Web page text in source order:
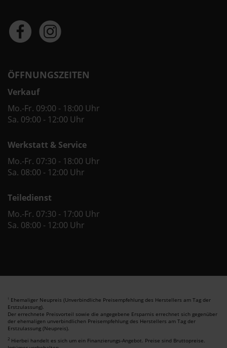
ÖFFNUNGSZEITEN
Verkauf
Mo.-Fr. 09:00 - 18:00 Uhr
Sa. 09:00 - 12:00 Uhr
Werkstatt & Service
Mo.-Fr. 07:30 - 18:00 Uhr
Sa. 08:00 - 12:00 Uhr
Teiledienst
Mo.-Fr. 07:30 - 17:00 Uhr
Sa. 08:00 - 12:00 Uhr
1 Ehemaliger Neupreis (Unverbindliche Preisempfehlung des Herstellers am Tag der
Erstzulassung).
Der errechnete Preisvorteil sowie die angegebene Ersparnis errechnet sich gegenüber
der ehemaligen unverbindlichen Preisempfehlung des Herstellers am Tag der
Erstzulassung (Neupreis).
2 Hierbei handelt es sich um ein Finanzierungs-Angebot. Preise sind Bruttopreise.